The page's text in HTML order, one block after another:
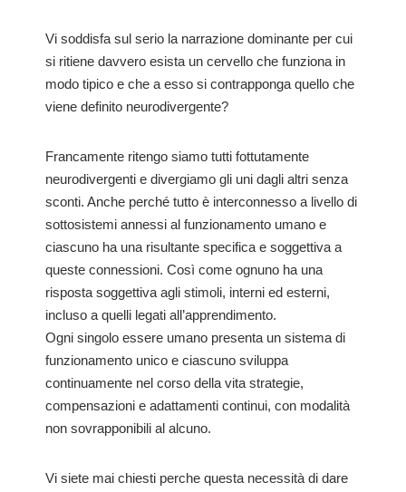
Vi soddisfa sul serio la narrazione dominante per cui
si ritiene davvero esista un cervello che funziona in
modo tipico e che a esso si contrapponga quello che
viene definito neurodivergente?
Francamente ritengo siamo tutti fottutamente
neurodivergenti e divergiamo gli uni dagli altri senza
sconti. Anche perché tutto è interconnesso a livello di
sottosistemi annessi al funzionamento umano e
ciascuno ha una risultante specifica e soggettiva a
queste connessioni. Così come ognuno ha una
risposta soggettiva agli stimoli, interni ed esterni,
incluso a quelli legati all’apprendimento.
Ogni singolo essere umano presenta un sistema di
funzionamento unico e ciascuno sviluppa
continuamente nel corso della vita strategie,
compensazioni e adattamenti continui, con modalità
non sovrapponibili al alcuno.
Vi siete mai chiesti perche questa necessità di dare